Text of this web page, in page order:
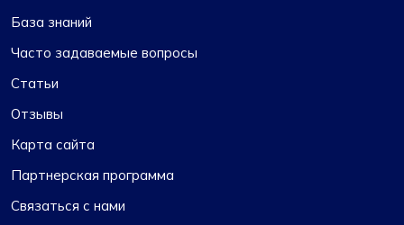
База знаний
Часто задаваемые вопросы
Статьи
Отзывы
Карта сайта
Партнерская программа
Связаться с нами